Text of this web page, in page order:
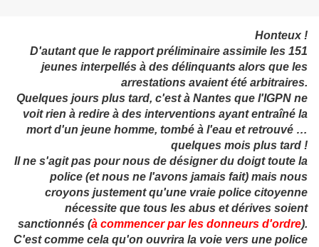
Honteux !
D'autant que le rapport préliminaire assimile les 151
jeunes interpellés à des délinquants alors que les
arrestations avaient été arbitraires.
Quelques jours plus tard, c'est à Nantes que l'IGPN ne
voit rien à redire à des interventions ayant entraîné la
mort d'un jeune homme, tombé à l'eau et retrouvé …
quelques mois plus tard !
Il ne s'agit pas pour nous de désigner du doigt toute la
police (et nous ne l'avons jamais fait) mais nous
croyons justement qu'une vraie police citoyenne
nécessite que tous les abus et dérives soient
sanctionnés (à commencer par les donneurs d'ordre).
C'est comme cela qu'on ouvrira la voie vers une police